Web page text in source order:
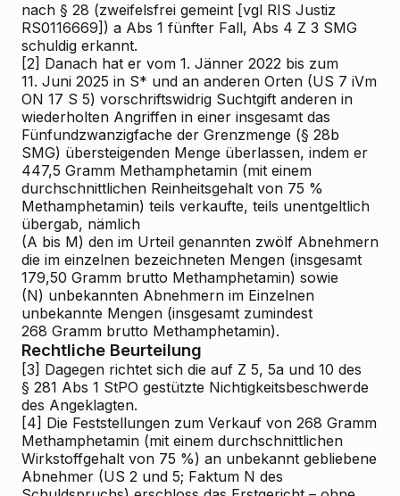
nach § 28 (zweifelsfrei gemeint [vgl RIS Justiz
RS0116669]) a Abs 1 fünfter Fall, Abs 4 Z 3 SMG
schuldig erkannt.
[2] Danach hat er vom 1. Jänner 2022 bis zum
11. Juni 2025 in S* und an anderen Orten (US 7 iVm
ON 17 S 5) vorschriftswidrig Suchtgift anderen in
wiederholten Angriffen in einer insgesamt das
Fünfundzwanzigfache der Grenzmenge (§ 28b
SMG) übersteigenden Menge überlassen, indem er
447,5 Gramm Methamphetamin (mit einem
durchschnittlichen Reinheitsgehalt von 75 %
Methamphetamin) teils verkaufte, teils unentgeltlich
übergab, nämlich
(A bis M) den im Urteil genannten zwölf Abnehmern
die im einzelnen bezeichneten Mengen (insgesamt
179,50 Gramm brutto Methamphetamin) sowie
(N) unbekannten Abnehmern im Einzelnen
unbekannte Mengen (insgesamt zumindest
268 Gramm brutto Methamphetamin).
Rechtliche Beurteilung
[3] Dagegen richtet sich die auf Z 5, 5a und 10 des
§ 281 Abs 1 StPO gestützte Nichtigkeitsbeschwerde
des Angeklagten.
[4] Die Feststellungen zum Verkauf von 268 Gramm
Methamphetamin (mit einem durchschnittlichen
Wirkstoffgehalt von 75 %) an unbekannt gebliebene
Abnehmer (US 2 und 5; Faktum N des